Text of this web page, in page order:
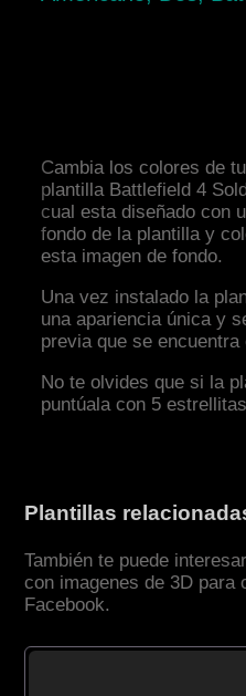
Cambia los colores de
plantilla Battlefield 4
cual esta diseñado con
fondo de la plantilla y
esta imagen de fondo.
Una vez instalado la
una apariencia única y
previa que se
No te olvides que si la
puntúala con 5
Plantillas
También te puede
con imagenes de 3D para
Facebook.